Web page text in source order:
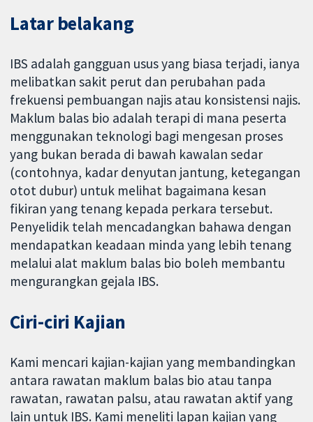
Latar belakang
IBS adalah gangguan usus yang biasa terjadi, ianya
melibatkan sakit perut dan perubahan pada
frekuensi pembuangan najis atau konsistensi najis.
Maklum balas bio adalah terapi di mana peserta
menggunakan teknologi bagi mengesan proses
yang bukan berada di bawah kawalan sedar
(contohnya, kadar denyutan jantung, ketegangan
otot dubur) untuk melihat bagaimana kesan
fikiran yang tenang kepada perkara tersebut.
Penyelidik telah mencadangkan bahawa dengan
mendapatkan keadaan minda yang lebih tenang
melalui alat maklum balas bio boleh membantu
mengurangkan gejala IBS.
Ciri-ciri Kajian
Kami mencari kajian-kajian yang membandingkan
antara rawatan maklum balas bio atau tanpa
rawatan, rawatan palsu, atau rawatan aktif yang
lain untuk IBS. Kami meneliti lapan kajian yang